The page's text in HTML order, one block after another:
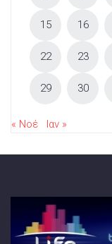
15 16
22 23
29 30
« Νοέ Ιαν »